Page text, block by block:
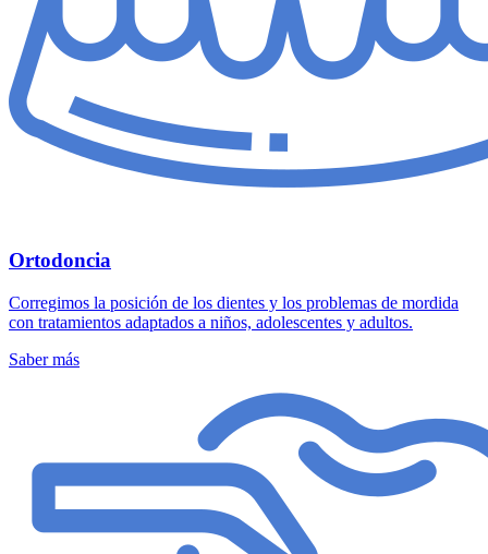
Ortodoncia
Corregimos la posición de los dientes y los problemas de mordida
con tratamientos adaptados a niños, adolescentes y adultos.
Saber más